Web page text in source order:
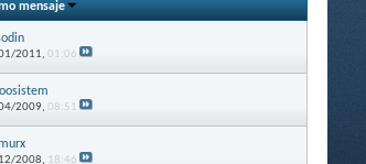
mensaje
2011, 01:06
2009, 08:51
2008, 18:46